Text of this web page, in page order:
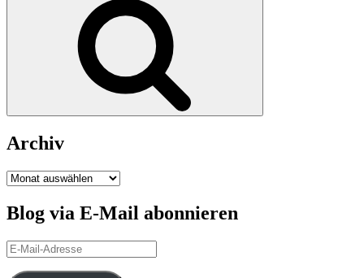
Archiv
Archiv
Blog via E-Mail abonnieren
E-
Mail-